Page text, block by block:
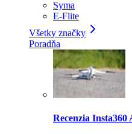
Syma
E-Flite
Všetky značky
Poradňa
Recenzia